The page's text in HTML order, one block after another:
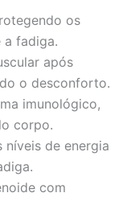
os
a fadiga.
após
o desconforto.
imunológico,
corpo.
níveis de energia
com